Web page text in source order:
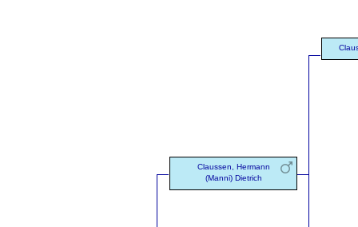
Claussen, Hermann
(Manni) Dietrich